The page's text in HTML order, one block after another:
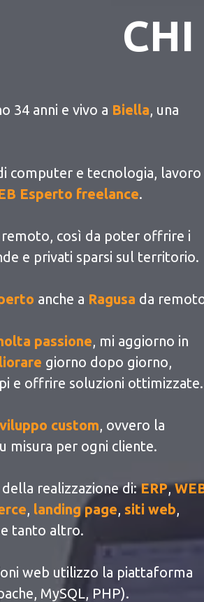
34 anni e vivo a Biella, una
computer e tecnologia, lavoro
Esperto freelance.
così da poter offrire i
e privati sparsi sul territorio.
anche a Ragusa da
passione, mi aggiorno in
giorno dopo giorno,
e offrire soluzioni ottimizzate.
custom, ovvero la
misura per ogni cliente.
realizzazione di:ERP,
, landing page, siti web,
e tanto altro.
web utilizzo la piattaforma
MySQL, PHP).